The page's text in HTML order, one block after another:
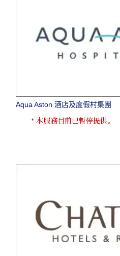
Aqua Aston 酒店及度假村集團
* 本服務目前已暫停提供。